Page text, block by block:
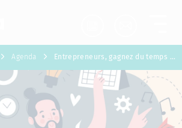
Agenda Entrepreneurs, gagnez du temps grâce à l’automatisation !